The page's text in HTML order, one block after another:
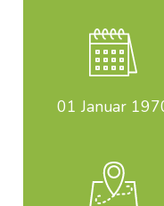
01 Januar